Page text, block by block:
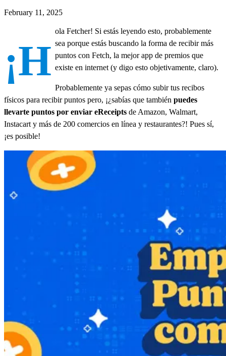
February 11, 2025
¡H
ola Fetcher! Si estás leyendo esto, probablemente
sea porque estás buscando la forma de recibir más
puntos con Fetch, la mejor app de premios que
existe en internet (y digo esto objetivamente, claro).
Probablemente ya sepas cómo subir tus recibos
físicos para recibir puntos pero, ¡¿sabías que también puedes
llevarte puntos por enviar eReceipts de Amazon, Walmart,
Instacart y más de 200 comercios en línea y restaurantes?! Pues sí,
¡es posible!